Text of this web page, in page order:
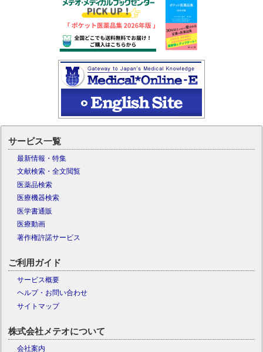
サービス一覧
最新情報・特集
文献検索・全文閲覧
医薬品検索
医療機器検索
医学書通販
医療動画
著作権許諾サービス
ご利用ガイド
サービス概要
ヘルプ・お問い合わせ
サイトマップ
株式会社メテオについて
会社案内